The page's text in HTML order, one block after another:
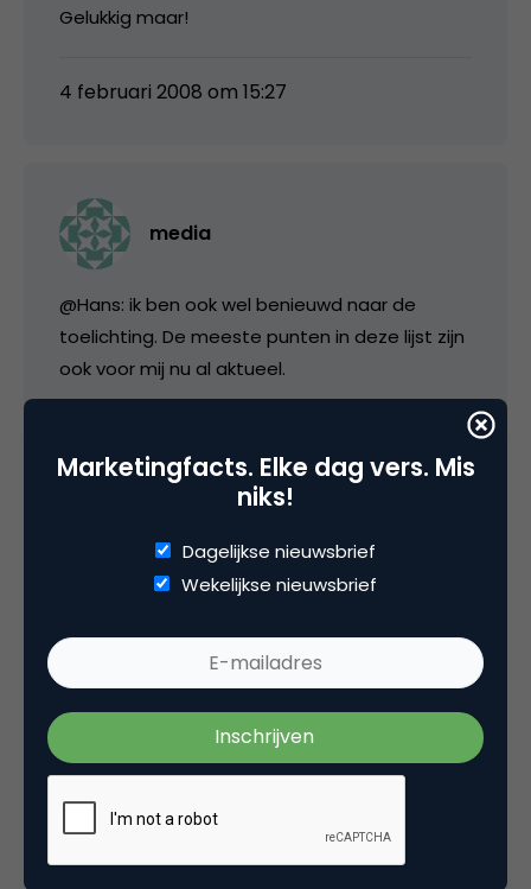
Gelukkig maar!
4 februari 2008 om 15:27
media
@Hans: ik ben ook wel benieuwd naar de
toelichting. De meeste punten in deze lijst zijn
ook voor mij nu al aktueel.
4 februari 2008 om 15:38
Hanzel
@ Marco Veel van deze aspecten spelen nu al
een essentiële rol in mijn dagelijkse werk.
Daarbij komt dat een gezonde mix tussen
Marketing en Communicatie (2 verschillende
disciplines) schaars is. Ik merk dagelijks dat
mijn ervaring op een marketingafdeling (grote
Marketingfacts. Elke dag vers. Mis
niks!
Dagelijkse nieuwsbrief
Wekelijkse nieuwsbrief